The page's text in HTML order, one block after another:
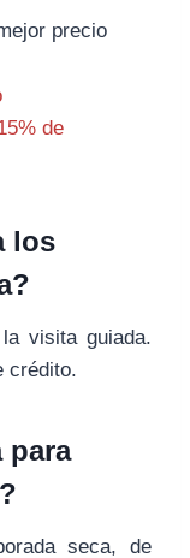
precio
de
los
visita guiada.
crédito.
para
seca, de